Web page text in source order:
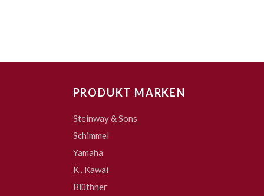
PRODUKT MARKEN
Steinway & Sons
Schimmel
Yamaha
K . Kawai
Blüthner